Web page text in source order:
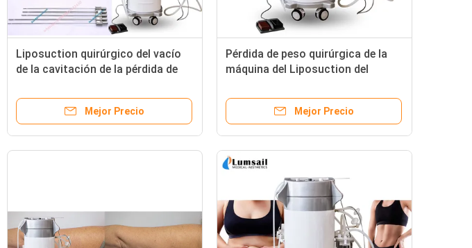
Liposuction quirúrgico del vacío
de la cavitación de la pérdida de
Liposuction del retiro gordo
Mejor Precio
Pérdida de peso quirúrgica de la
máquina del Liposuction del
Mejor Precio